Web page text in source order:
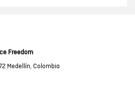
Freedom
Medellín, Colombia